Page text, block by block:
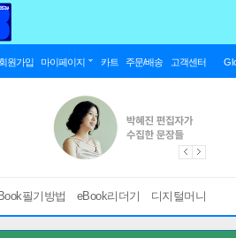
회원가입 마이페이지 카트 주문/배송 고객센터
필기방법 eBook리더기 디지털머니